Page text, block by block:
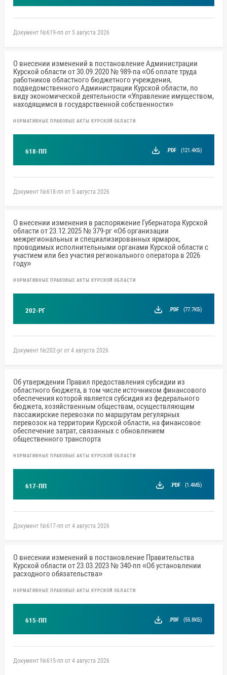
Документ №619-пп от 5 августа 2026
О внесении изменений в постановление Администрации
Курской области от 30.09.2020 № 989-па «Об оплате труда
работников областного бюджетного учреждения,
подведомственного Администрации Курской области, по
виду экономической деятельности «Управление имуществом,
находящимся в государственной собственности»
НОРМАТИВНЫЕ ПРАВОВЫЕ АКТЫ КУРСКОЙ ОБЛАСТИ
618-ПП .PDF (121.4КБ)
Документ №618-пп от 5 августа 2026
О внесении изменения в распоряжение Губернатора Курской
области от 23.12.2025 № 379-рг «Об организации
межрегиональных и специализированных ярмарок,
проводимых исполнительными органами Курской области с
участием или без участия регионального оператора в 2026
году»
НОРМАТИВНЫЕ ПРАВОВЫЕ АКТЫ КУРСКОЙ ОБЛАСТИ
202-РГ .PDF (77.7КБ)
Документ №202-рг от 4 августа 2026
Об утверждении Правил предоставления субсидии из
областного бюджета, в том числе источником финансового
обеспечения которой является субсидия из федерального
бюджета, хозяйственным обществам, осуществляющим
пассажирские перевозки по маршрутам регулярных
перевозок на территории Курской области, на финансовое
обеспечение затрат, связанных с обновлением
общественного транспорта
НОРМАТИВНЫЕ ПРАВОВЫЕ АКТЫ КУРСКОЙ ОБЛАСТИ
617-ПП .PDF (1.4МБ)
Документ №617-пп от 4 августа 2026
О внесении изменений в постановление Правительства
Курской области от 23.03.2023 № 340-пп «Об установлении
расходного обязательства»
НОРМАТИВНЫЕ ПРАВОВЫЕ АКТЫ КУРСКОЙ ОБЛАСТИ
615-ПП .PDF (55.8КБ)
Документ №615-пп от 4 августа 2026